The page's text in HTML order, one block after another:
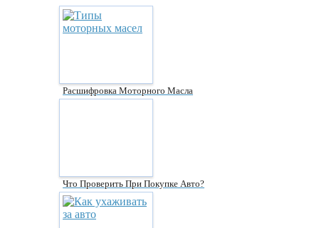
Расшифровка Моторного Масла
Что Проверить При Покупке Авто?